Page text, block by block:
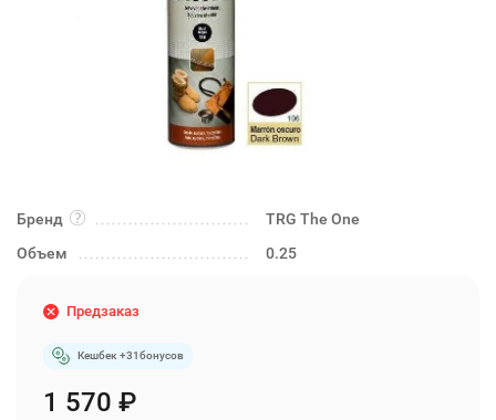
Бренд
TRG The One
Объем
0.25
Предзаказ
Кешбек +31бонусов
1 570 ₽